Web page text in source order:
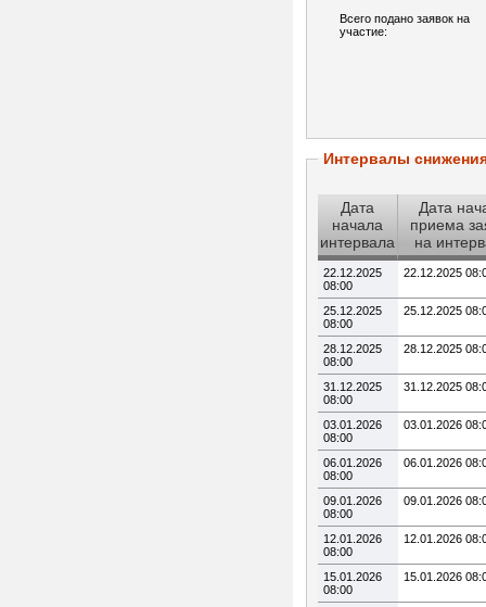
Всего подано заявок на
участие:
Интервалы
Дата
начала
интервала
Дата
приема
на
22.12.2025
08:00
22.12.2025
25.12.2025
08:00
25.12.2025
28.12.2025
08:00
28.12.2025
31.12.2025
08:00
31.12.2025
03.01.2026
08:00
03.01.2026
06.01.2026
08:00
06.01.2026
09.01.2026
08:00
09.01.2026
12.01.2026
08:00
12.01.2026
15.01.2026
08:00
15.01.2026